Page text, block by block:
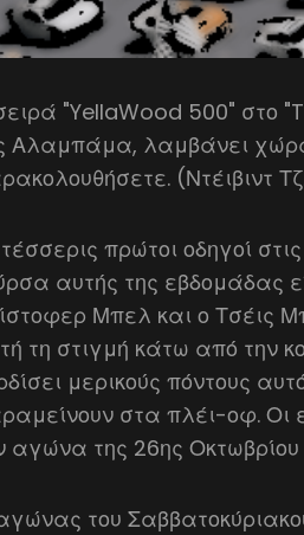
"YellaWood 500" στο
Αλαμπάμα, λαμβάνει
(Ντέιβιντ
πρώτοι οδηγοί
αυτής της εβδομάδας
Μπελ και ο Τσέις
τη στιγμή κάτω από την
μερικούς πόντους
στα πλέι-οφ. Οι
αγώνα της 26ης Οκτωβρίου
του